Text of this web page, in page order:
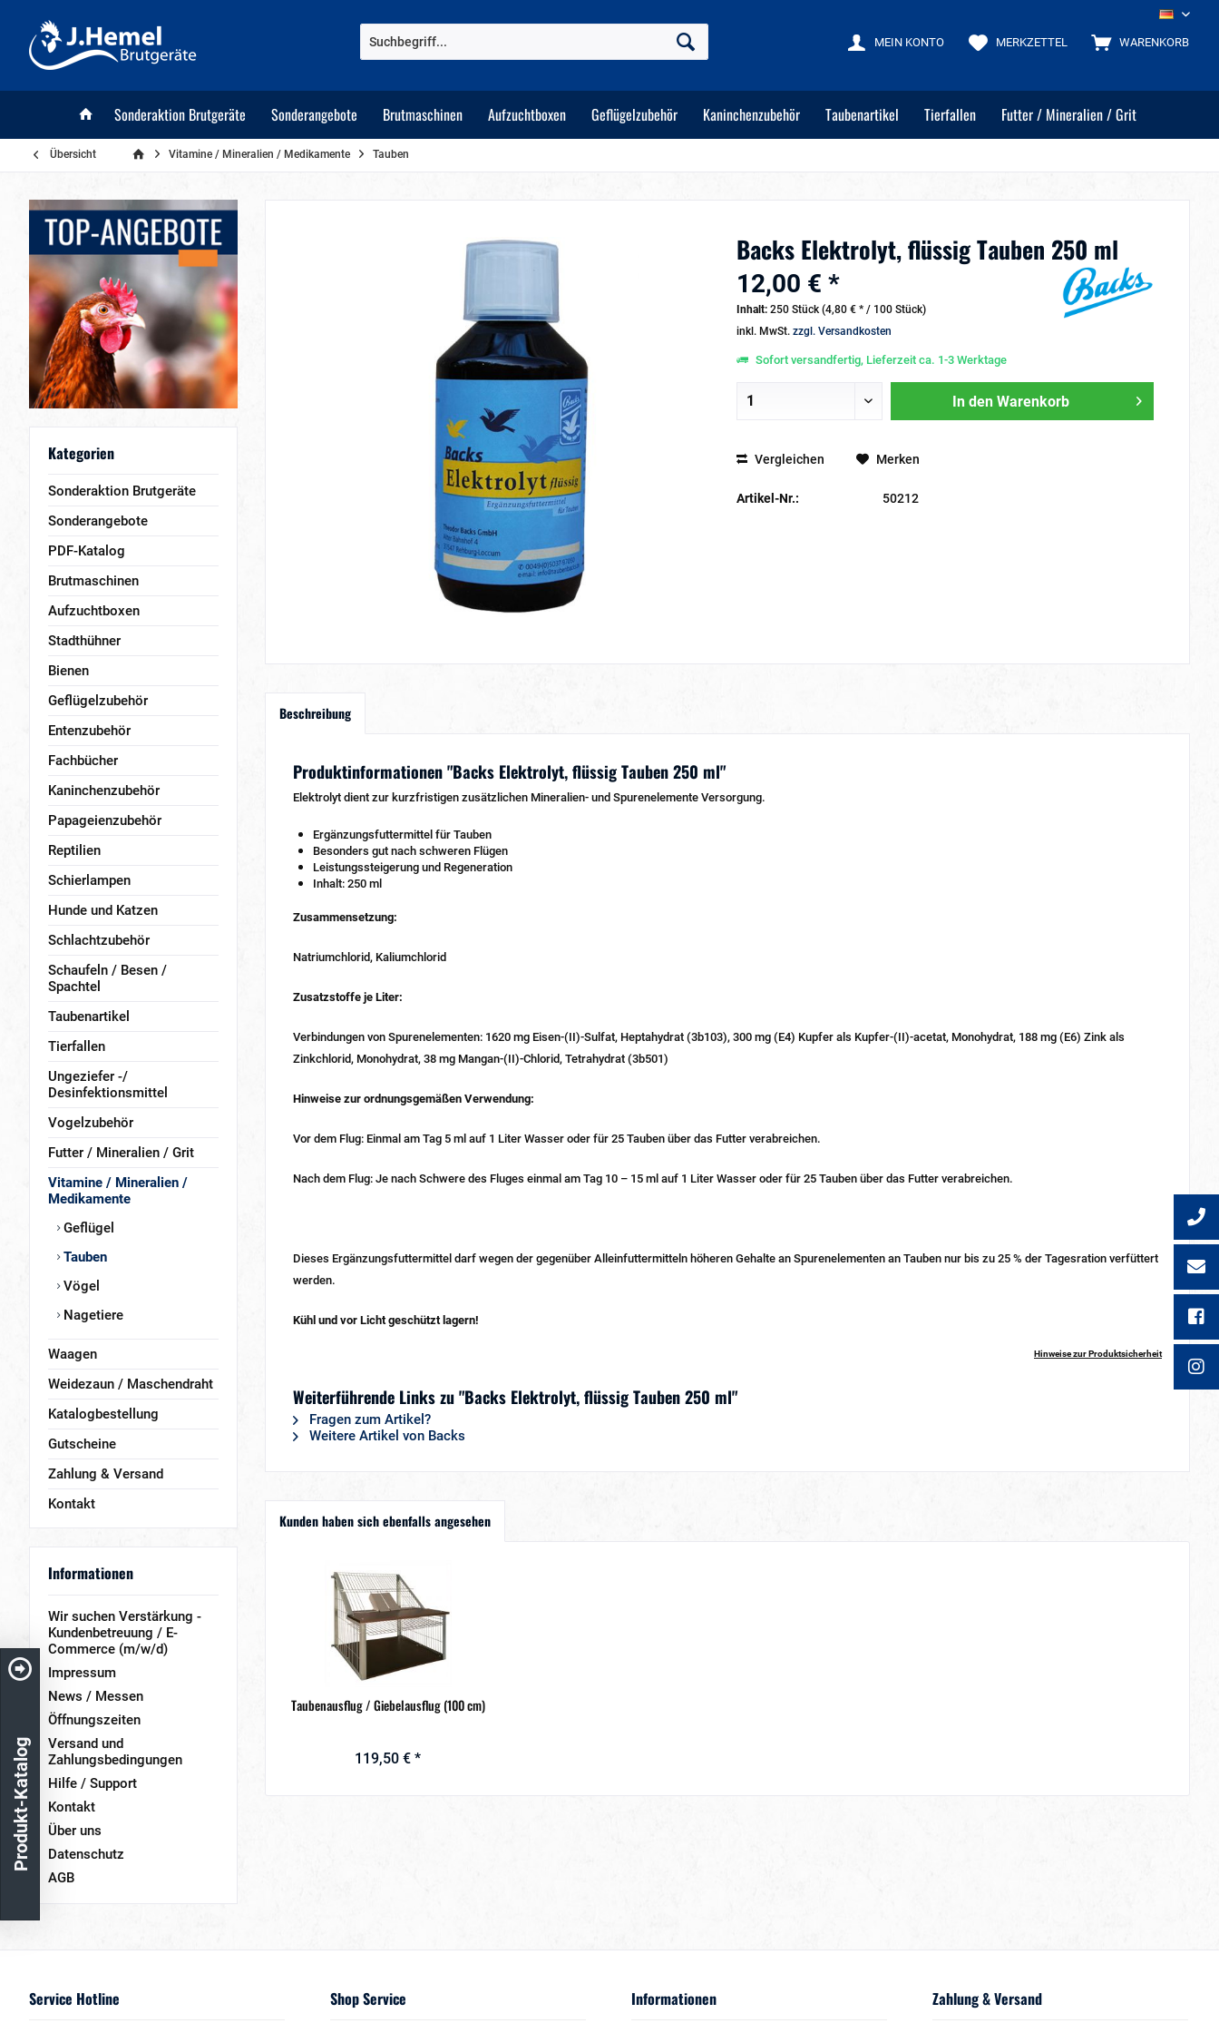
DE
WARENKORB
MERKZETTEL
MEIN KONTO
Sonderaktion Brutgeräte Sonderangebote Brutmaschinen Aufzuchtboxen Geflügelzubehör Kaninchenzubehör Taubenartikel Tierfallen Futter / Mineralien / Grit
Übersicht Vitamine / Mineralien / Medikamente Tauben
Kategorien
Sonderaktion Brutgeräte
Sonderangebote
PDF-Katalog
Brutmaschinen
Aufzuchtboxen
Stadthühner
Bienen
Geflügelzubehör
Entenzubehör
Fachbücher
Kaninchenzubehör
Papageienzubehör
Reptilien
Schierlampen
Hunde und Katzen
Schlachtzubehör
Schaufeln / Besen /
Spachtel
Taubenartikel
Tierfallen
Ungeziefer -/
Desinfektionsmittel
Vogelzubehör
Futter / Mineralien / Grit
Vitamine / Mineralien /
Medikamente
Geflügel
Tauben
Vögel
Nagetiere
Waagen
Weidezaun / Maschendraht
Katalogbestellung
Gutscheine
Zahlung & Versand
Kontakt
Informationen
Wir suchen Verstärkung -
Kundenbetreuung / E-
Commerce (m/w/d)
Impressum
News / Messen
Öffnungszeiten
Versand und
Zahlungsbedingungen
Hilfe / Support
Kontakt
Über uns
Datenschutz
AGB
Backs Elektrolyt, flüssig Tauben 250 ml
12,00 € *
Inhalt: 250 Stück (4,80 € * / 100 Stück)
inkl. MwSt. zzgl. Versandkosten
Sofort versandfertig, Lieferzeit ca. 1-3 Werktage
In den Warenkorb
Vergleichen Merken
Artikel-Nr.: 50212
Beschreibung
Produktinformationen "Backs Elektrolyt, flüssig Tauben 250 ml"
Elektrolyt dient zur kurzfristigen zusätzlichen Mineralien- und Spurenelemente Versorgung.
Ergänzungsfuttermittel für Tauben
Besonders gut nach schweren Flügen
Leistungssteigerung und Regeneration
Inhalt: 250 ml
Zusammensetzung:
Natriumchlorid, Kaliumchlorid
Zusatzstoffe je Liter:
Verbindungen von Spurenelementen: 1620 mg Eisen-(II)-Sulfat, Heptahydrat (3b103), 300 mg (E4) Kupfer als Kupfer-(II)-acetat, Monohydrat, 188 mg (E6) Zink als
Zinkchlorid, Monohydrat, 38 mg Mangan-(II)-Chlorid, Tetrahydrat (3b501)
Hinweise zur ordnungsgemäßen Verwendung:
Vor dem Flug: Einmal am Tag 5 ml auf 1 Liter Wasser oder für 25 Tauben über das Futter verabreichen.
Nach dem Flug: Je nach Schwere des Fluges einmal am Tag 10 – 15 ml auf 1 Liter Wasser oder für 25 Tauben über das Futter verabreichen.
Dieses Ergänzungsfuttermittel darf wegen der gegenüber Alleinfuttermitteln höheren Gehalte an Spurenelementen an Tauben nur bis zu 25 % der Tagesration verfüttert
werden.
Kühl und vor Licht geschützt lagern!
Hinweise zur Produktsicherheit
Weiterführende Links zu "Backs Elektrolyt, flüssig Tauben 250 ml"
Fragen zum Artikel?
Weitere Artikel von Backs
Kunden haben sich ebenfalls angesehen
Taubenausflug / Giebelausflug (100 cm)
119,50 € *
Service Hotline Shop Service Informationen Zahlung & Versand
Produkt-Katalog